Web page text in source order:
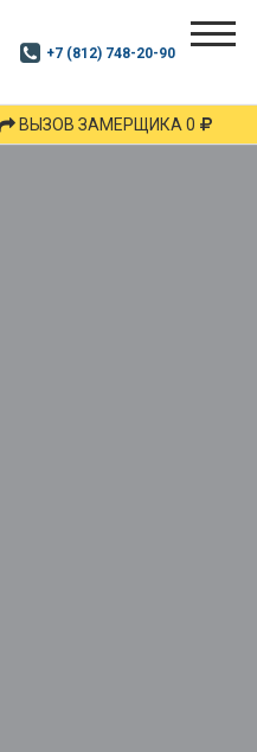
+7 (812) 748-20-90
ВЫЗОВ ЗАМЕРЩИКА 0
Дзен